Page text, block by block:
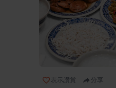
表示讚賞 分享